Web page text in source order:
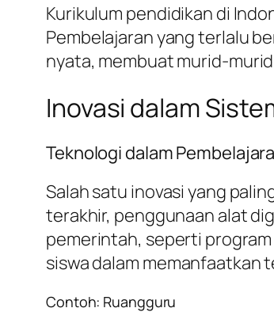
Kurikulum pendidikan di
Pembelajaran yang terlalu
nyata, membuat murid-
Inovasi dalam
Teknologi dalam
Salah satu inovasi yang
terakhir, penggunaan alat
pemerintah, seperti program
siswa dalam memanfaatkan
Contoh: Ruangguru